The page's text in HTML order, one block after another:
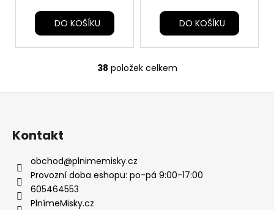
DO KOŠÍKU DO KOŠÍKU
O
v
c
í
p
38 položek celkem
Z
Kontakt
obchod@plnimemisky.cz
Provozní doba eshopu: po-pá 9:00-17:00
605464553
PlnímeMisky.cz